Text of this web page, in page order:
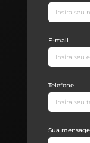
E-mail
Telefone
Sua